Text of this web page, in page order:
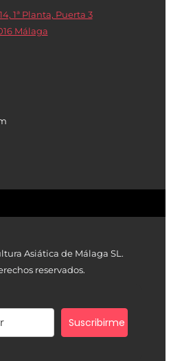
1ª Planta, Puerta 3
Málaga
Asiática de Málaga SL.
reservados.
Suscribirme